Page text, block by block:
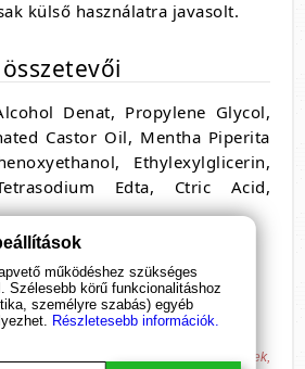
külső használatra javasolt.
Denat, Propylene Glycol,
Castor Oil, Mentha Piperita
Ethylexylglicerin,
Edta, Ctric Acid,
kiegészítő termékek nem gyógyszerek,
működéshez szükséges
Szélesebb körű funkcionalitáshoz
személyre szabás) egyéb
Részletesebb információk.